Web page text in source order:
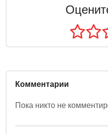
Комментарии
Пока никто не